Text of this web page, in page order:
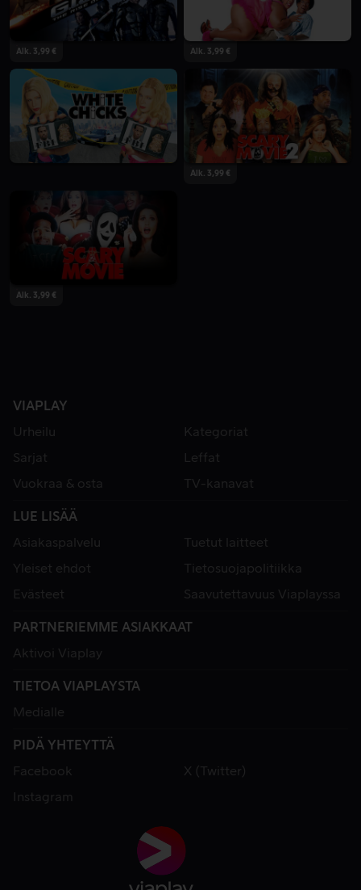
Alk. 3,99 € Alk. 3,99 €
Alk. 3,99 €
Alk. 3,99 €
VIAPLAY
Urheilu
Kategoriat
Sarjat
Leffat
Vuokraa & osta
TV-kanavat
LUE LISÄÄ
Asiakaspalvelu
Tuetut laitteet
Yleiset ehdot
Tietosuojapolitiikka
Evästeet
Saavutettavuus Viaplayssa
PARTNERIEMME ASIAKKAAT
Aktivoi Viaplay
TIETOA VIAPLAYSTA
Medialle
PIDÄ YHTEYTTÄ
Facebook
X (Twitter)
Instagram